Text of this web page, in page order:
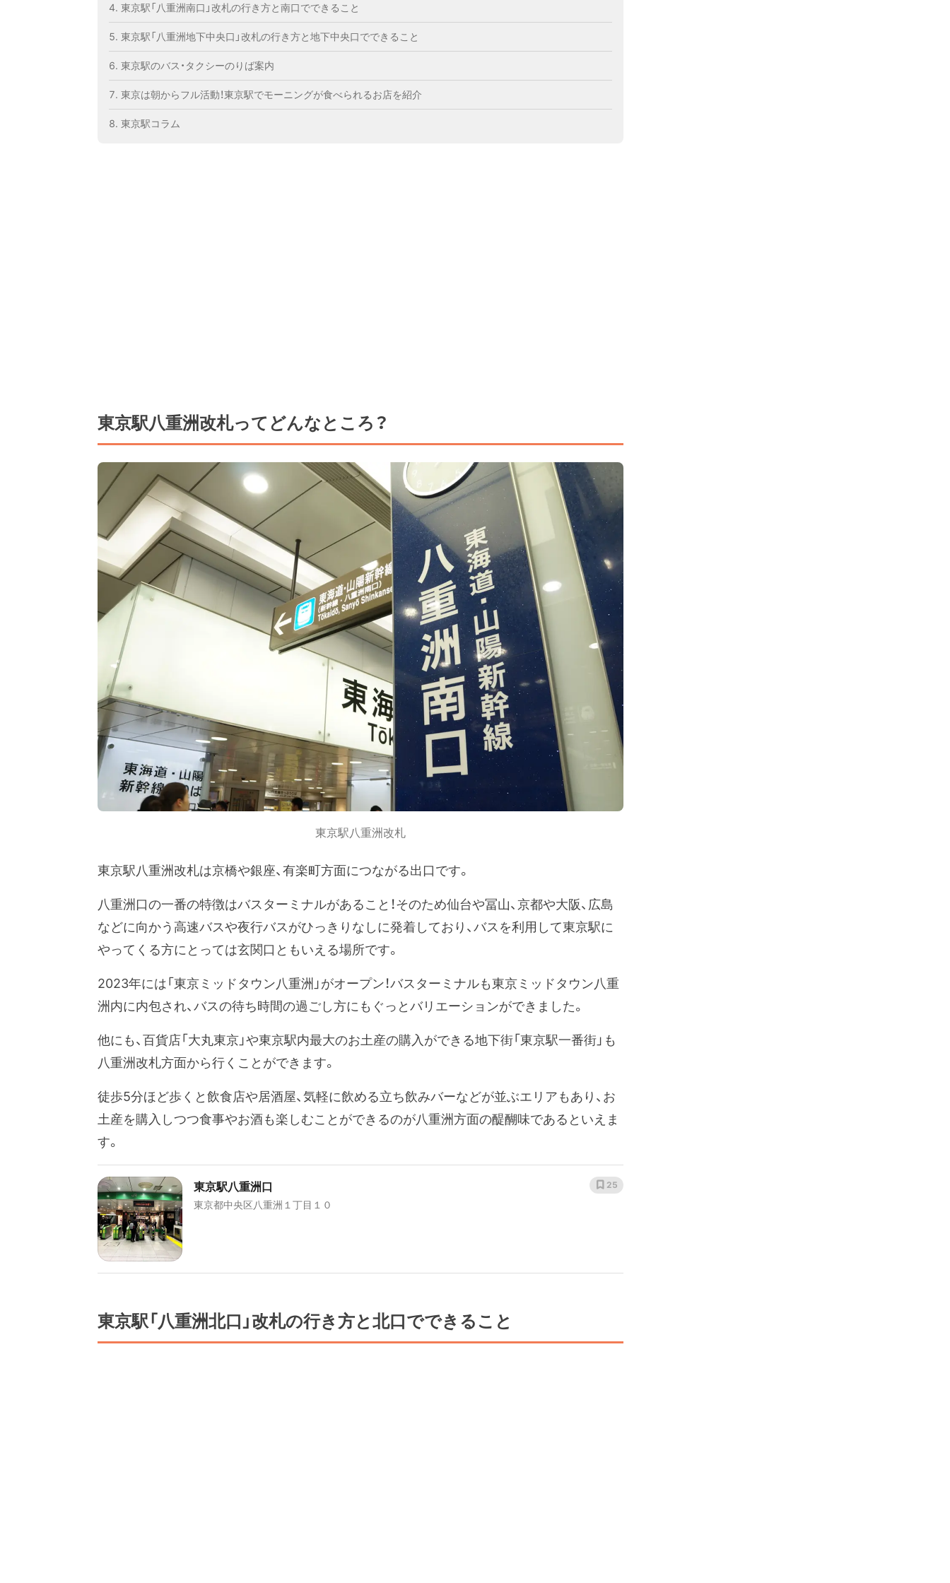
東京駅「八重洲南口」改札の行き方と南口でできること
東京駅「八重洲地下中央口」改札の行き方と地下中央口でできること
東京駅のバス・タクシーのりば案内
東京は朝からフル活動！東京駅でモーニングが食べられるお店を紹介
東京駅コラム
東京駅八重洲改札ってどんなところ？
東京駅八重洲改札
東京駅八重洲改札は京橋や銀座、有楽町方面につながる出口です。
八重洲口の一番の特徴はバスターミナルがあること！そのため仙台や冨山、京都や大阪、広島
などに向かう高速バスや夜行バスがひっきりなしに発着しており、バスを利用して東京駅に
やってくる方にとっては玄関口ともいえる場所です。
2023年には「東京ミッドタウン八重洲」がオープン！バスターミナルも東京ミッドタウン八重
洲内に内包され、バスの待ち時間の過ごし方にもぐっとバリエーションができました。
他にも、百貨店「大丸東京」や東京駅内最大のお土産の購入ができる地下街「東京駅一番街」も
八重洲改札方面から行くことができます。
徒歩5分ほど歩くと飲食店や居酒屋、気軽に飲める立ち飲みバーなどが並ぶエリアもあり、お
土産を購入しつつ食事やお酒も楽しむことができるのが八重洲方面の醍醐味であるといえま
す。
東京駅八重洲口
東京都中央区八重洲１丁目１０
25
東京駅「八重洲北口」改札の行き方と北口でできること